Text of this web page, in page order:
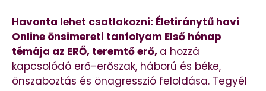
Havonta lehet csatlakozni: Életiránytű havi
Online önsimereti tanfolyam Első hónap
témája az ERŐ, teremtő erő, a hozzá
kapcsolódó erő-erőszak, háború és béke,
önszaboztás és önagresszió feloldása. Tegyél